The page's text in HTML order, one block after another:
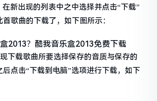
在新出现的列表中之中选择并点击“下载”
歌曲的下载了，如下图所示：
下载歌曲所要选择保存的音质与保存的
点击“下载到电脑”选项进行下载，如下